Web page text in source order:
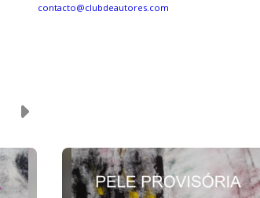
contacto@clubdeautores.com